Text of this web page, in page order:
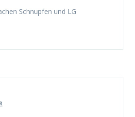
Schnupfen und LG